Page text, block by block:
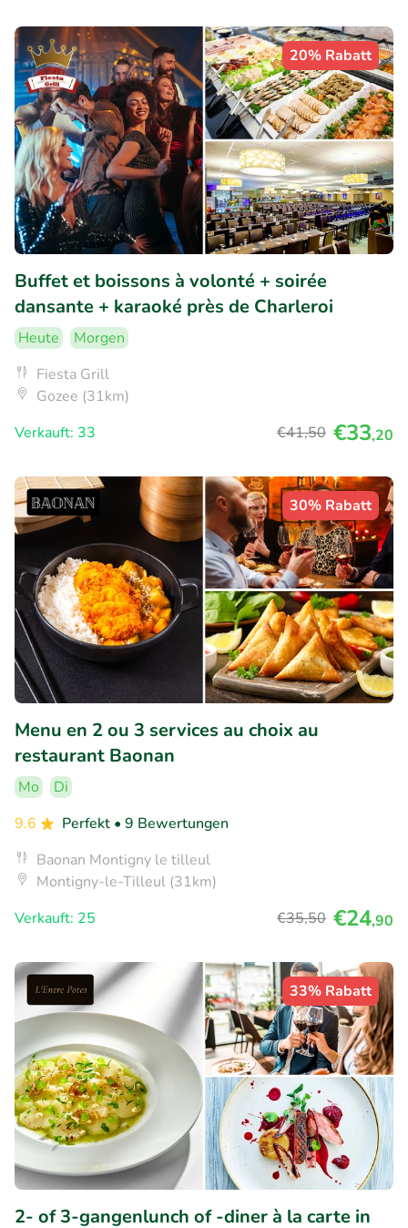
20% Rabatt
Buffet et boissons à volonté + soirée
dansante + karaoké près de Charleroi
Heute
Morgen
Fiesta Grill
Gozee (31km)
Verkauft: 33
€41,50 €33,20
30% Rabatt
Menu en 2 ou 3 services au choix au
restaurant Baonan
Mo
Di
9.6
Perfekt • 9 Bewertungen
Baonan Montigny le tilleul
Montigny-le-Tilleul (31km)
Verkauft: 25
€35,50 €24,90
33% Rabatt
2- of 3-gangenlunch of -diner à la carte in